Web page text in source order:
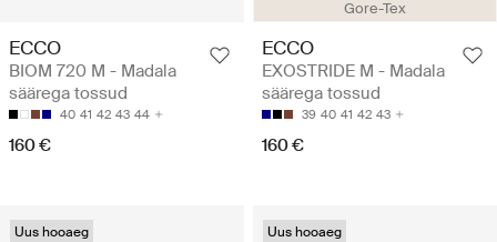
ECCO
BIOM 720 M - Madala
säärega tossud
40 41 42 43 44
160 €
Gore-Tex
ECCO
EXOSTRIDE M - Madala
säärega tossud
39 40 41 42 43
160 €
Uus hooaeg Uus hooaeg